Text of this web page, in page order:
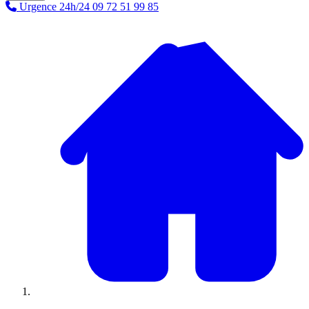
Urgence 24h/24 09 72 51 99 85